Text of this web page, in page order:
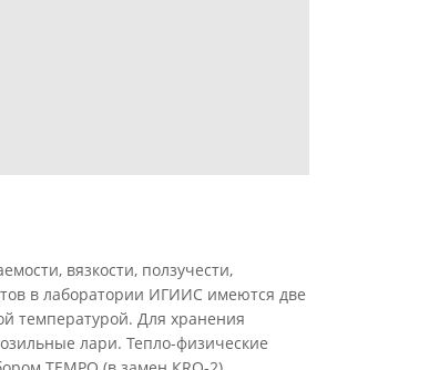
вязкости, ползучести,
в лаборатории ИГИИС имеются две
температурой. Для хранения
лари. Тепло-физические